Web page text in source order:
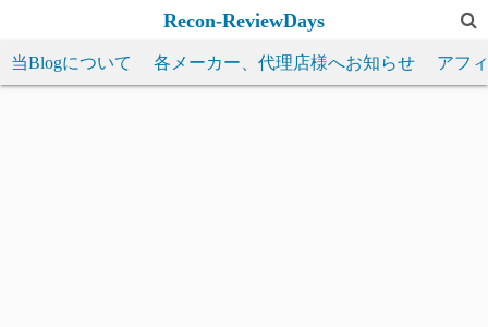
テ
Recon-ReviewDays
当Blogについて 各メーカー、代理店様へお知らせ アフ